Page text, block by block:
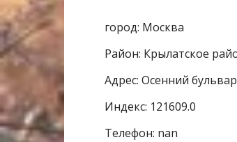
город: Москва
Район: Крылатское
Адрес: Осенний
Индекс: 121609.0
Телефон: nan